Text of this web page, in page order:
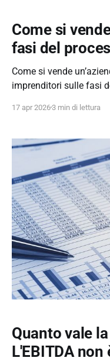
Come si
fasi del
Come si vende
imprenditori sulle fasi
17 apr 20263 min di lettura
Quanto vale
L'EBITDA non